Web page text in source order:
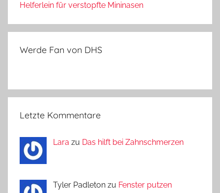
Helferlein für verstopfte Mininasen
Werde Fan von DHS
Letzte Kommentare
Lara zu Das hilft bei Zahnschmerzen
Tyler Padleton zu Fenster putzen